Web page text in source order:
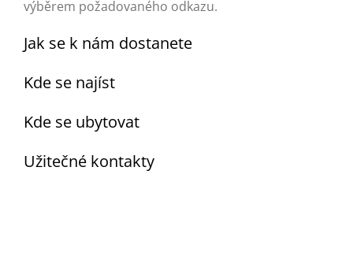
Turistika
Kontakty
výběrem požadovaného odkazu.
Jak se k nám dostanete
Kde se najíst
Kde se ubytovat
Užitečné kontakty